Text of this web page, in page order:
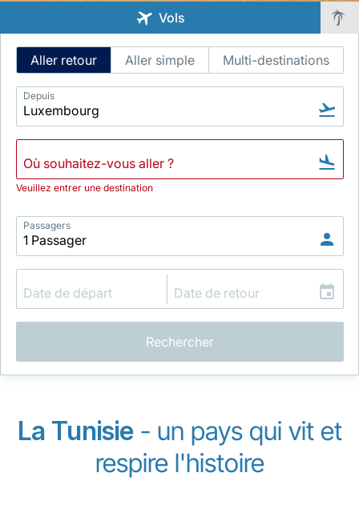
LuxairGroup
Vols
Intelligent
Flight
Search
Aller retour Aller simple Multi-destinations
Depuis
Veuillez entrer une destination
Passagers
Rechercher
La Tunisie- un pays qui vit et
respire l'histoire